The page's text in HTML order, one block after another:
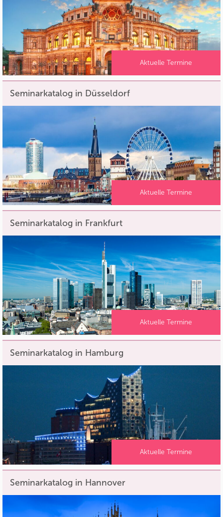
Aktuelle Termine
Seminarkatalog in Düsseldorf
Aktuelle Termine
Seminarkatalog in Frankfurt
Aktuelle Termine
Seminarkatalog in Hamburg
Aktuelle Termine
Seminarkatalog in Hannover